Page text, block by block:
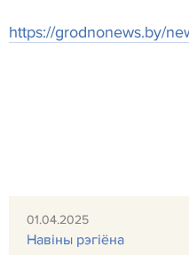
https://grodnonews.by/
01.04.2025
Навiны рэгiёна